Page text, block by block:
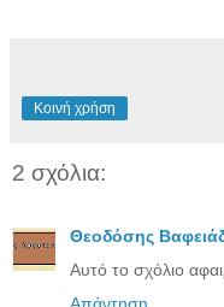
Κοινή χρήση
2 σχόλια:
Θεοδόσης
Αυτό το σχόλιο
Απάντηση